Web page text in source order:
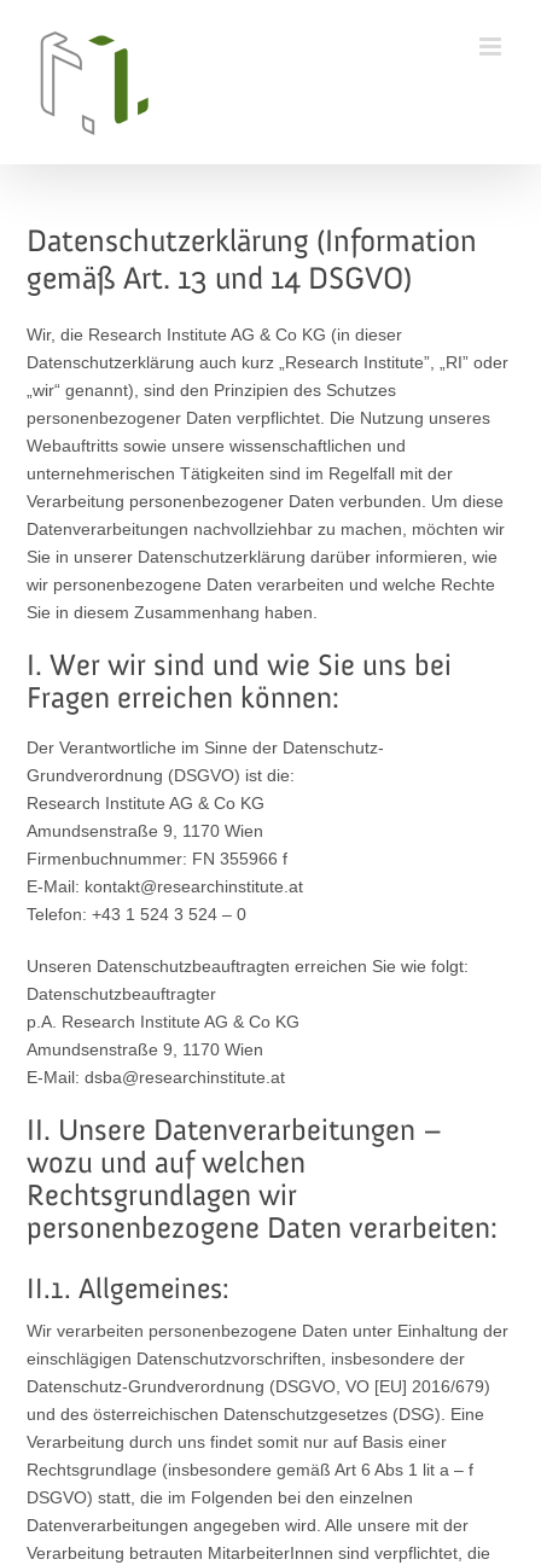
Datenschutzerklärung (Information
gemäß Art. 13 und 14 DSGVO)
Wir, die Research Institute AG & Co KG (in dieser
Datenschutzerklärung auch kurz „Research Institute”, „RI” oder
„wir“ genannt), sind den Prinzipien des Schutzes
personenbezogener Daten verpflichtet. Die Nutzung unseres
Webauftritts sowie unsere wissenschaftlichen und
unternehmerischen Tätigkeiten sind im Regelfall mit der
Verarbeitung personenbezogener Daten verbunden. Um diese
Datenverarbeitungen nachvollziehbar zu machen, möchten wir
Sie in unserer Datenschutzerklärung darüber informieren, wie
wir personenbezogene Daten verarbeiten und welche Rechte
Sie in diesem Zusammenhang haben.
I. Wer wir sind und wie Sie uns bei
Fragen erreichen können:
Der Verantwortliche im Sinne der Datenschutz-
Grundverordnung (DSGVO) ist die:
Research Institute AG & Co KG
Amundsenstraße 9, 1170 Wien
Firmenbuchnummer: FN 355966 f
E-Mail: kontakt@researchinstitute.at
Telefon: +43 1 524 3 524 – 0
Unseren Datenschutzbeauftragten erreichen Sie wie folgt:
Datenschutzbeauftragter
p.A. Research Institute AG & Co KG
Amundsenstraße 9, 1170 Wien
E-Mail: dsba@researchinstitute.at
II. Unsere Datenverarbeitungen –
wozu und auf welchen
Rechtsgrundlagen wir
personenbezogene Daten verarbeiten:
II.1. Allgemeines:
Wir verarbeiten personenbezogene Daten unter Einhaltung der
einschlägigen Datenschutzvorschriften, insbesondere der
Datenschutz-Grundverordnung (DSGVO, VO [EU] 2016/679)
und des österreichischen Datenschutzgesetzes (DSG). Eine
Verarbeitung durch uns findet somit nur auf Basis einer
Rechtsgrundlage (insbesondere gemäß Art 6 Abs 1 lit a – f
DSGVO) statt, die im Folgenden bei den einzelnen
Datenverarbeitungen angegeben wird. Alle unsere mit der
Verarbeitung betrauten MitarbeiterInnen sind verpflichtet, die